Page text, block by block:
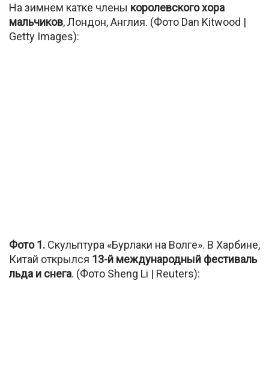
На зимнем катке члены королевского хора
мальчиков, Лондон, Англия. (Фото Dan Kitwood |
Getty Images):
Фото 1. Скульптура «Бурлаки на Волге». В Харбине,
Китай открылся 13-й международный фестиваль
льда и снега. (Фото Sheng Li | Reuters):